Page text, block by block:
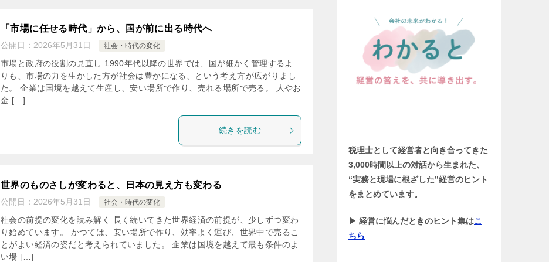
「市場に任せる時代」から、国が前に出る時代へ
公開日： 2026年5月31日 社会・時代の変化
市場と政府の役割の見直し 1990年代以降の世界では、国が細かく管理するよ
りも、市場の力を生かした方が社会は豊かになる、という考え方が広がりまし
た。 企業は国境を越えて生産し、安い場所で作り、売れる場所で売る。 人やお
金 […]
続きを読む
世界のものさしが変わると、日本の見え方も変わる
公開日： 2026年5月31日 社会・時代の変化
社会の前提の変化を読み解く 長く続いてきた世界経済の前提が、少しずつ変わ
り始めています。 かつては、安い場所で作り、効率よく運び、世界中で売るこ
とがよい経済の姿だと考えられていました。 企業は国境を越えて最も条件のよ
い場 […]
税理士として経営者と向き合ってきた
3,000時間以上の対話から生まれた、
“実務と現場に根ざした”経営のヒント
をまとめています。
▶ 経営に悩んだときのヒント集はこ
ちら